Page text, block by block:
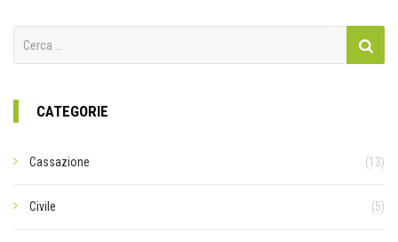
CATEGORIE
Cassazione (13)
Civile (5)